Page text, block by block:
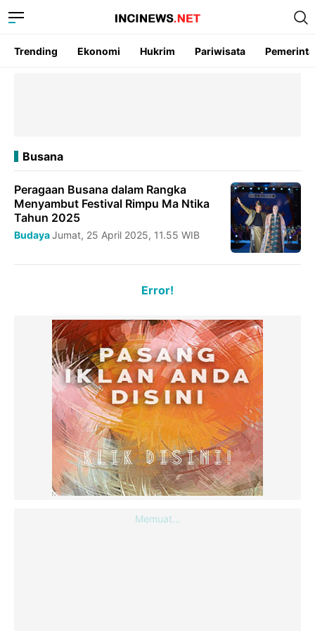
Trending Ekonomi Hukrim Pariwisata
Busana
Peragaan Busana dalam Rangka
Menyambut Festival Rimpu Ma Ntika
Tahun 2025
BudayaJumat, 25 April 2025, 11.55 WIB
Error!
Memuat...